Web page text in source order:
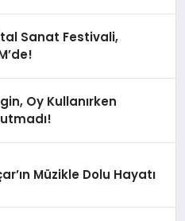
Sanat Festivali,
Oy Kullanırken
Müzikle Dolu Hayatı